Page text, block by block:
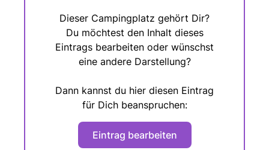
Dieser Campingplatz gehört Dir?
Du möchtest den Inhalt dieses
Eintrags bearbeiten oder wünschst
eine andere Darstellung?
Dann kannst du hier diesen Eintrag
für Dich beanspruchen:
Eintrag bearbeiten